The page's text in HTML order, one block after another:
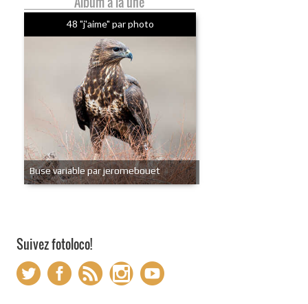
48 "j'aime" par photo
Buse variable par jeromebouet
Suivez fotoloco!